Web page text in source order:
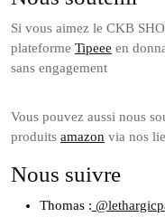
Si vous aimez le CKB
plateforme Tipeee en
sans engagement
Vous pouvez aussi nous
produits amazon via nos
Nous suivre
Thomas :